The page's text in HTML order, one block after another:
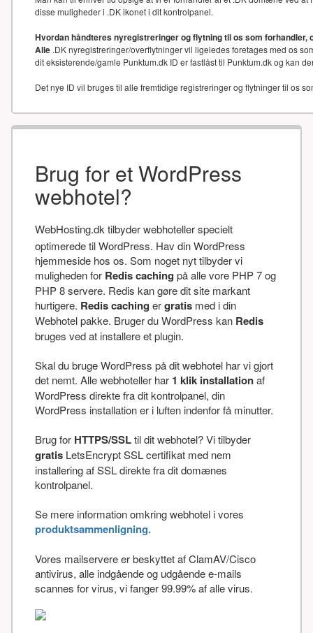
disse muligheder i .DK ikonet i dit kontrolpanel.
Hvordan håndteres nyregistreringer og flytning til os som
Alle .DK nyregistreringer/overflytninger vil ligeledes foretages med os
dit eksisterende/gamle Punktum.dk ID er fastlåst til Punktum.dk og kan
Det nye ID vil bruges til alle fremtidige registreringer og flytninger til os
Brug for et WordPress
webhotel?
WebHosting.dk tilbyder webhoteller specielt
optimerede til WordPress. Hav din WordPress
hjemmeside hos os. Som noget nyt tilbyder vi
muligheden for Redis caching på alle vore PHP 7 og
PHP 8 servere. Redis kan gøre dit site markant
hurtigere. Redis caching ergratis med i din
Webhotel pakke. Bruger du WordPress kan Redis
bruges ved at installere et plugin.
Skal du bruge WordPress på dit webhotel har vi gjort
det nemt. Alle webhoteller har 1 klik installationaf
WordPress direkte fra dit kontrolpanel, din
WordPress installation er i luften indenfor få minutter.
Brug for HTTPS/SSLtil dit webhotel? Vi tilbyder
gratis LetsEncrypt SSL certifikat med nem
installering af SSL direkte fra dit domænes
kontrolpanel.
Se mere information omkring webhotel i vores
produktsammenligning.
Vores mailservere er beskyttet af ClamAV/Cisco
antivirus, alle indgående og udgående e-mails
scannes for virus, vi fanger 99.99% af alle virus.